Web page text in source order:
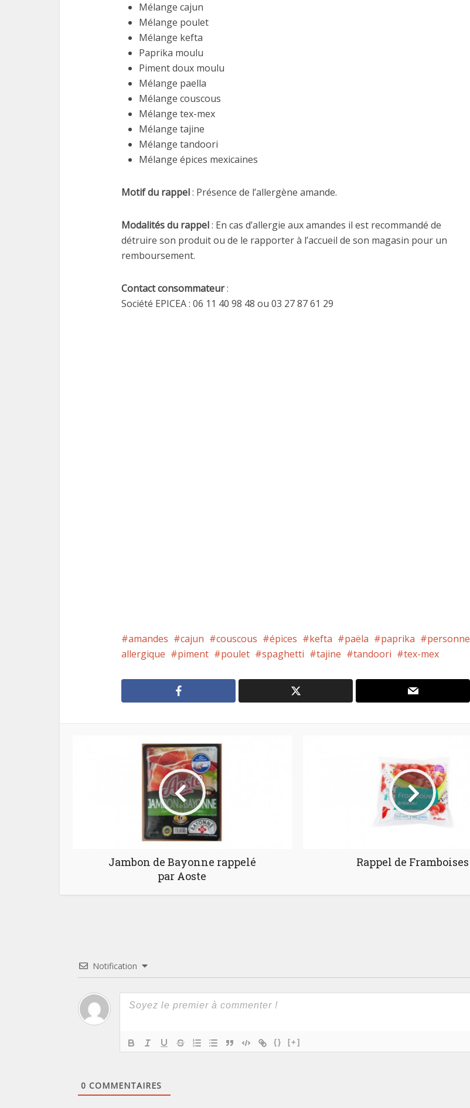
Mélange cajun
Mélange poulet
Mélange kefta
Paprika moulu
Piment doux moulu
Mélange paella
Mélange couscous
Mélange tex-mex
Mélange tajine
Mélange tandoori
Mélange épices mexicaines
Motif du rappel: Présence de l’allergène amande.
Modalités du rappel: En cas d’allergie aux amandes il est recommandé de
détruire son produit ou de le rapporter à l’accueil de son magasin pour un
remboursement.
Contact consommateur:
Société EPICEA : 06 11 40 98 48 ou 03 27 87 61 29
amandes cajun couscous épices kefta paëla paprika
personne
allergique
piment poulet spaghetti tajine tandoori tex-mex
Jambon de Bayonne rappelé
par Aoste
Rappel de Framboises
Notification
{} [+]
0 COMMENTAIRES